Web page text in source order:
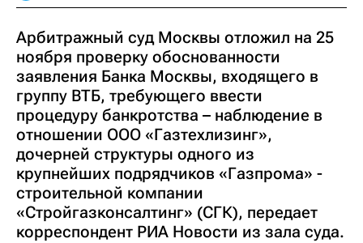
Арбитражный суд Москвы отложил на 25
ноября проверку обоснованности
заявления Банка Москвы, входящего в
группу ВТБ, требующего ввести
процедуру банкротства – наблюдение в
отношении ООО «Газтехлизинг»,
дочерней структуры одного из
крупнейших подрядчиков «Газпрома» -
строительной компании
«Стройгазконсалтинг» (СГК), передает
корреспондент РИА Новости из зала суда.